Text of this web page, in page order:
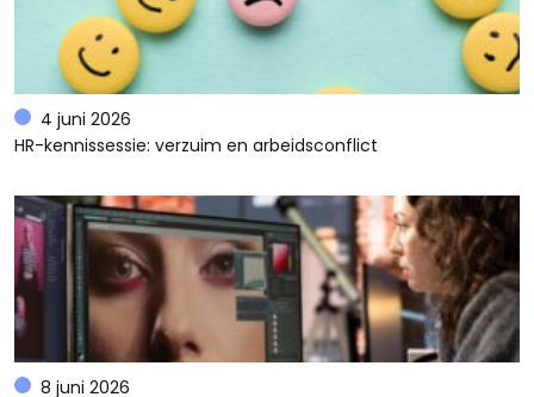
4 juni 2026
HR-kennissessie: verzuim en arbeidsconflict
8 juni 2026